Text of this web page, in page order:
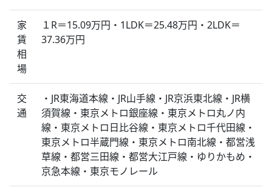
家
賃
相
場
１R＝15.09万円・1LDK＝25.48万円・2LDK＝
37.36万円
交
通
・JR東海道本線・JR山手線・JR京浜東北線・JR横
須賀線・東京メトロ銀座線・東京メトロ丸ノ内
線・東京メトロ日比谷線・東京メトロ千代田線・
東京メトロ半蔵門線・東京メトロ南北線・都営浅
草線・都営三田線・都営大江戸線・ゆりかもめ・
京急本線・東京モノレール